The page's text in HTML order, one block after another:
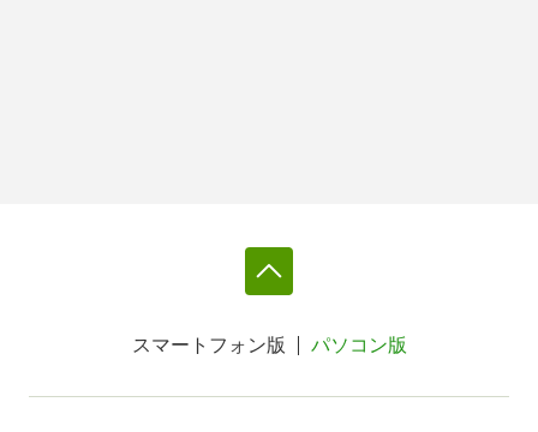
スマートフォン版 パソコン版